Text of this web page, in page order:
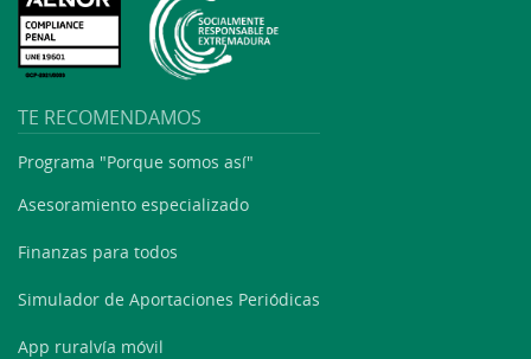
TE RECOMENDAMOS
Programa "Porque somos así"
Asesoramiento especializado
Finanzas para todos
Simulador de Aportaciones Periódicas
App ruralvía móvil